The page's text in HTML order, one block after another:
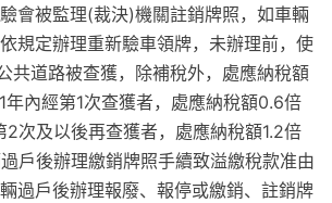
會被監理(裁決)機關註銷牌照，如車輛
規定辦理重新驗車領牌，未辦理前，使
共道路被查獲，除補稅外，處應納稅額
年內經第1次查獲者，處應納稅額0.6倍
2次及以後再查獲者，處應納稅額1.2倍
戶後辦理繳銷牌照手續致溢繳稅款准由
過戶後辦理報廢、報停或繳銷、註銷牌